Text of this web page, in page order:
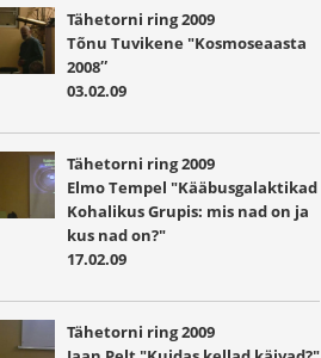
Tähetorni ring 2009
Tõnu Tuvikene "Kosmoseaasta
2008″
03.02.09
Tähetorni ring 2009
Elmo Tempel "Kääbusgalaktikad
Kohalikus Grupis: mis nad on ja
kus nad on?"
17.02.09
Tähetorni ring 2009